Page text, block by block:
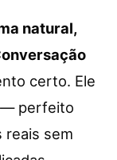
natural,
certo. Ele
— perfeito
reais sem